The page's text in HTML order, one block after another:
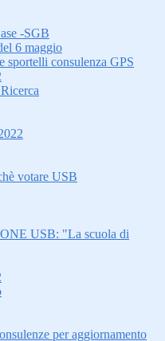
-SGB
6 maggio
sportelli consulenza GPS
votare USB
USB: "La scuola di
per aggiornamento